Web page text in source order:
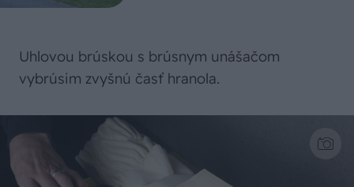
Uhlovou brúskou s brúsnym unášačom
vybrúsim zvyšnú časť hranola.